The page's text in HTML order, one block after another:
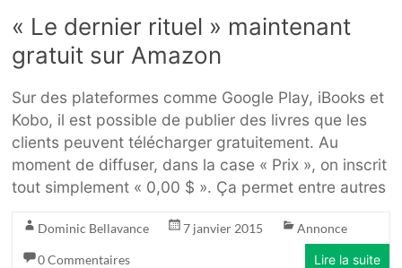
« Le dernier rituel » maintenant
gratuit sur Amazon
Sur des plateformes comme Google Play, iBooks et
Kobo, il est possible de publier des livres que les
clients peuvent télécharger gratuitement. Au
moment de diffuser, dans la case « Prix », on inscrit
tout simplement « 0,00 $ ». Ça permet entre autres
Dominic Bellavance 7 janvier 2015 Annonce
0 Commentaires Lire la suite